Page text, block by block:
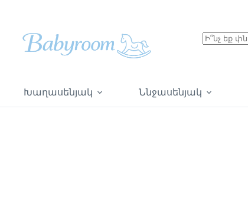
Խաղասենյակ
Ննջասենյակ